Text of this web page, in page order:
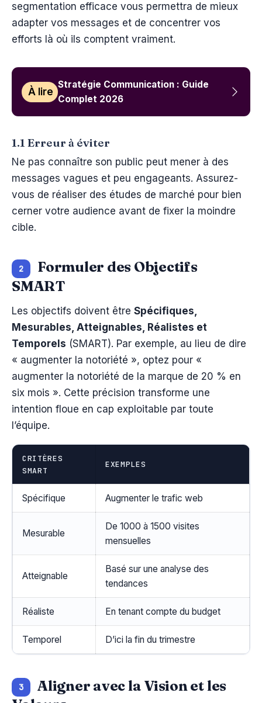
segmentation efficace vous permettra de mieux
adapter vos messages et de concentrer vos
efforts là où ils comptent vraiment.
À lire
Stratégie Communication : Guide
Complet 2026
1.1 Erreur à éviter
Ne pas connaître son public peut mener à des
messages vagues et peu engageants. Assurez-
vous de réaliser des études de marché pour bien
cerner votre audience avant de fixer la moindre
cible.
2
Formuler des Objectifs
SMART
Les objectifs doivent être Spécifiques,
Mesurables, Atteignables, Réalistes et
Temporels (SMART). Par exemple, au lieu de dire
« augmenter la notoriété », optez pour «
augmenter la notoriété de la marque de 20 % en
six mois ». Cette précision transforme une
intention floue en cap exploitable par toute
l’équipe.
CRITÈRES
SMART
EXEMPLES
Spécifique Augmenter le trafic web
Mesurable
De 1000 à 1500 visites
mensuelles
Atteignable
Basé sur une analyse des
tendances
Réaliste En tenant compte du budget
Temporel D’ici la fin du trimestre
3
Aligner avec la Vision et les